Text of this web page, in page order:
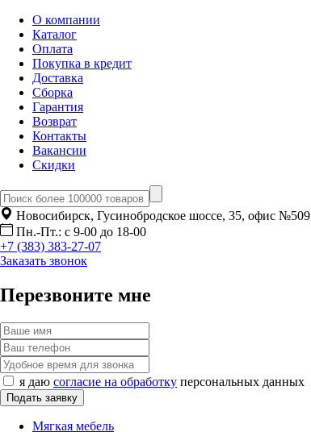
О компании
Каталог
Оплата
Покупка в кредит
Доставка
Сборка
Гарантия
Возврат
Контакты
Вакансии
Скидки
Новосибирск, Гусинобродское шоссе, 35, офис №509
Пн.-Пт.: с 9-00 до 18-00
+7 (383) 383-27-07
Заказать звонок
Перезвоните мне
я даю согласие на обработку персональных данных
Мягкая мебель